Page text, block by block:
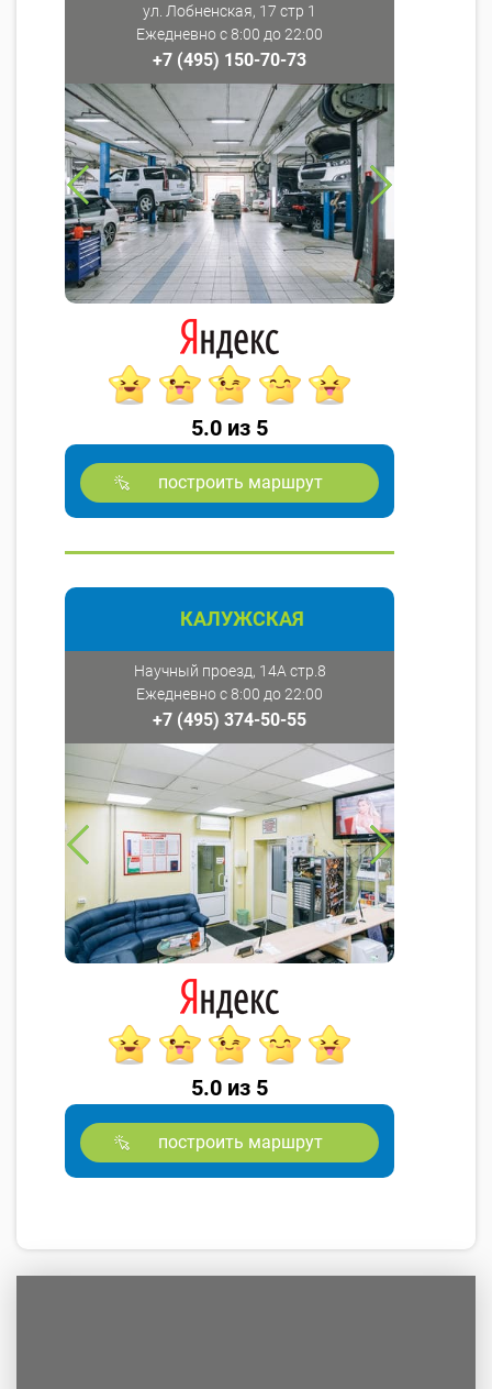
ул. Лобненская, 17 стр 1
Ежедневно с 8:00 до 22:00
+7 (495) 150-70-73
5.0 из 5
построить маршрут
КАЛУЖСКАЯ
Научный проезд, 14А стр.8
Ежедневно с 8:00 до 22:00
+7 (495) 374-50-55
5.0 из 5
построить маршрут